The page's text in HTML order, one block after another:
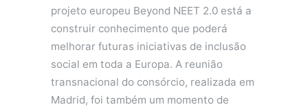
projeto europeu Beyond NEET 2.0 está a
construir conhecimento que poderá
melhorar futuras iniciativas de inclusão
social em toda a Europa. A reunião
transnacional do consórcio, realizada em
Madrid, foi também um momento de